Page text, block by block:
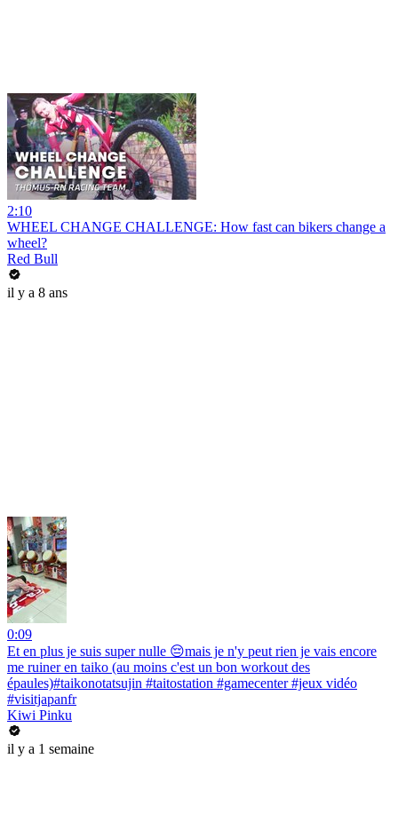
2:10
WHEEL CHANGE CHALLENGE: How fast can bikers change a
wheel?
Red Bull
il y a 8 ans
0:09
Et en plus je suis super nulle 😔mais je n'y peut rien je vais encore
me ruiner en taiko (au moins c'est un bon workout des
épaules)#taikonotatsujin #taitostation #gamecenter #jeux vidéo
#visitjapanfr
Kiwi Pinku
il y a 1 semaine